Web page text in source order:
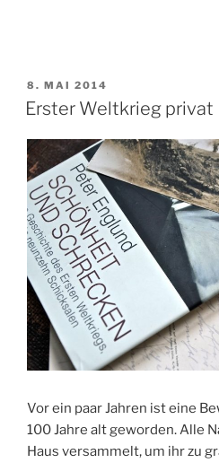
VERÖFFENTLICHT
AM
8. MAI 2014
Erster Weltkrieg privat
Vor ein paar Jahren ist eine
100 Jahre alt geworden. Alle
Haus versammelt, um ihr zu